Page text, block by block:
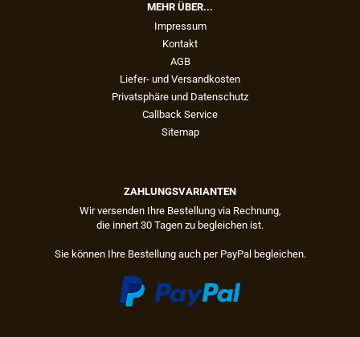
MEHR ÜBER...
Impressum
Kontakt
AGB
Liefer- und Versandkosten
Privatsphäre und Datenschutz
Callback Service
Sitemap
ZAHLUNGSVARIANTEN
Wir versenden Ihre Bestellung via Rechnung,
die innert 30 Tagen zu begleichen ist.
Sie können Ihre Bestellung auch per PayPal begleichen.